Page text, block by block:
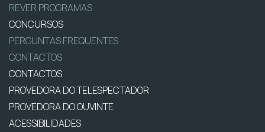
REVER PROGRAMAS
CONCURSOS
PERGUNTAS FREQUENTES
CONTACTOS
CONTACTOS
PROVEDORA DO TELESPECTADOR
PROVEDORA DO OUVINTE
ACESSIBILIDADES